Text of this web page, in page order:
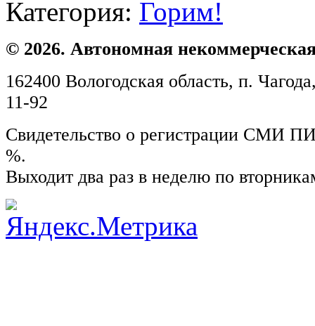
Категория: Горим!
© 2026. Автономная
162400 Вологодская область, п.
11-92
Свидетельство о регистрации СМИ
%.
Выходит два раз в неделю по